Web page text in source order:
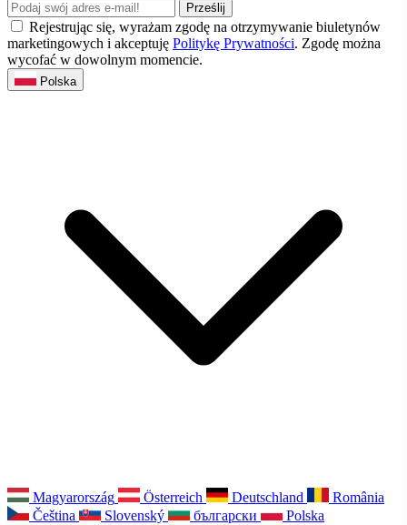
Prześlij
Rejestrując się, wyrażam zgodę na otrzymywanie biuletynów
marketingowych i akceptuję Politykę Prywatności. Zgodę można
wycofać w dowolnym momencie.
Polska
Magyarország Österreich Deutschland
România
Čeština
Slovenský български
Polska